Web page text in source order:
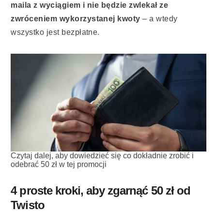
maila z wyciągiem i nie będzie zwlekał ze
zwróceniem wykorzystanej kwoty – a wtedy
wszystko jest bezpłatne.
Czytaj dalej, aby dowiedzieć się co dokładnie zrobić i
odebrać 50 zł w tej promocji
4 proste kroki, aby zgarnąć 50 zł od
Twisto